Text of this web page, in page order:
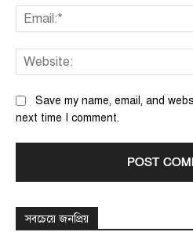
Save my name, email, and
next time I comment.
সবচেয়ে জনপ্রিয়